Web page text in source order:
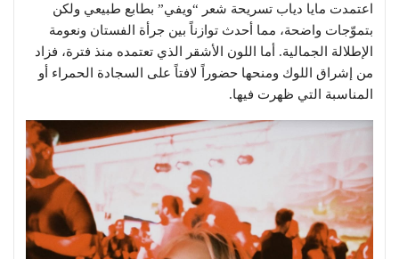
اعتمدت مايا دياب تسريحة شعر “ويفي” بطابع طبيعي ولكن
بتموّجات واضحة، مما أحدث توازناً بين جرأة الفستان ونعومة
الإطلالة الجمالية. أما اللون الأشقر الذي تعتمده منذ فترة، فزاد
من إشراق اللوك ومنحها حضوراً لافتاً على السجادة الحمراء أو
المناسبة التي ظهرت فيها.